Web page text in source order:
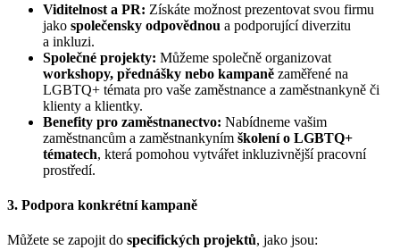
Viditelnost a PR: Získáte možnost prezentovat svou firmu
jako společensky odpovědnou a podporující diverzitu
a inkluzi.
Společné projekty: Můžeme společně organizovat
workshopy, přednášky nebo kampaně zaměřené na
LGBTQ+ témata pro vaše zaměstnance a zaměstnankyně či
klienty a klientky.
Benefity pro zaměstnanectvo: Nabídneme vašim
zaměstnancům a zaměstnankyním školení o LGBTQ+
tématech, která pomohou vytvářet inkluzivnější pracovní
prostředí.
3. Podpora konkrétní kampaně
Můžete se zapojit do specifických projektů, jako jsou: